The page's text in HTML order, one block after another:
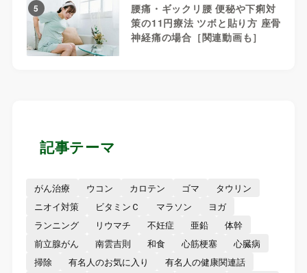
5
腰痛・ギックリ腰 便秘や下痢対
策の11円療法 ツボと貼り方 座骨
神経痛の場合［関連動画も］
記事テーマ
がん治療 ウコン カロテン ゴマ
タウリン
ニオイ対策
ビタミンＣ マラソン
ヨガ
ランニング
リウマチ 不妊症 亜鉛
体幹
前立腺がん
南雲吉則 和食 心筋梗塞
心臓病
掃除
有名人のお気に入り
有名人の健康関連話